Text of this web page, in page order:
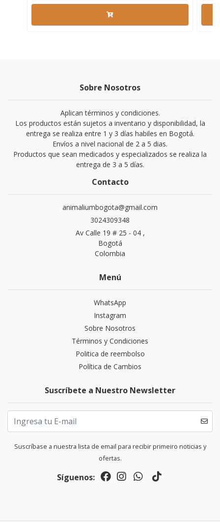
Sobre Nosotros
Aplican términos y condiciones.
Los productos están sujetos a inventario y disponibilidad, la
entrega se realiza entre 1 y 3 días habiles en Bogotá.
Envíos a nivel nacional de 2 a 5 dias.
Productos que sean medicados y especializados se realiza la
entrega de 3 a 5 días.
Contacto
animaliumbogota@gmail.com
3024309348
Av Calle 19 # 25 - 04 ,
Bogotá
Colombia
Menú
WhatsApp
Instagram
Sobre Nosotros
Términos y Condiciones
Politica de reembolso
Política de Cambios
Suscríbete a Nuestro Newsletter
Suscríbase a nuestra lista de email para recibir primeiro noticias y
ofertas.
Síguenos: